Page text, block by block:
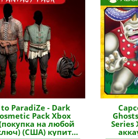
ParadiZe - Dark
Pack Xbox
на любой
(США) купить
Series